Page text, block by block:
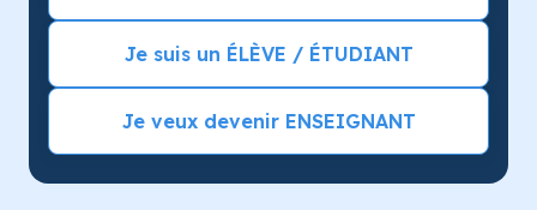
Je suis un ÉLÈVE / ÉTUDIANT
Je veux devenir ENSEIGNANT